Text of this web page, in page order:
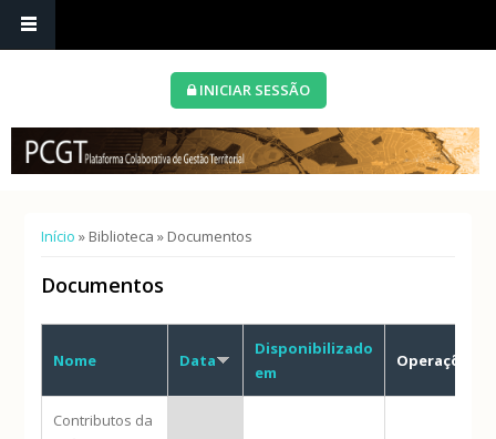
INICIAR SESSÃO
Está aqui
Início » Biblioteca » Documentos
Documentos
Nome Data
Disponibilizado
em
Operações
Contributos da